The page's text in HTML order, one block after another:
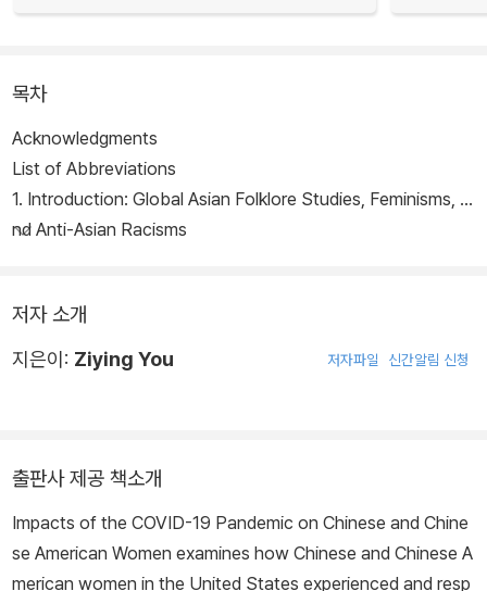
목차
Acknowledgments
List of Abbreviations
1. Introduction: Global Asian Folklore Studies, Feminisms, a
nd Anti-Asian Racisms
저자 소개
지은이: Ziying You 저자파일 신간알림 신청
출판사 제공 책소개
Impacts of the COVID-19 Pandemic on Chinese and Chine
se American Women examines how Chinese and Chinese A
merican women in the United States experienced and resp